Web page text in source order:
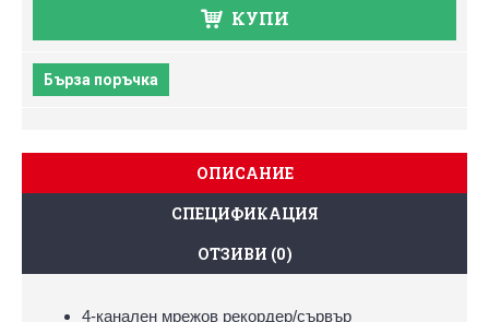
КУПИ
Бърза поръчка
ОПИСАНИЕ
СПЕЦИФИКАЦИЯ
ОТЗИВИ (0)
4-канален мрежов рекордер/сървър